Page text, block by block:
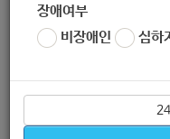
장애여부
비장애인
심하
좋아요0 싫어요
붙임2-양식1양식4-모음
«[서울시청] 2020년 서울시